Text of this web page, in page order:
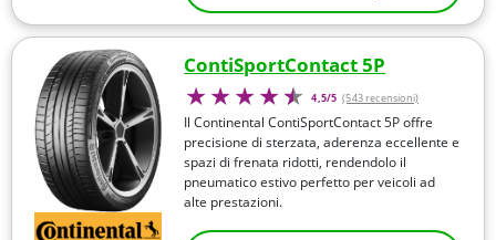
ContiSportContact 5P
4,5/5 (543 recensioni)
Il Continental ContiSportContact 5P offre
precisione di sterzata, aderenza eccellente e
spazi di frenata ridotti, rendendolo il
pneumatico estivo perfetto per veicoli ad
alte prestazioni.